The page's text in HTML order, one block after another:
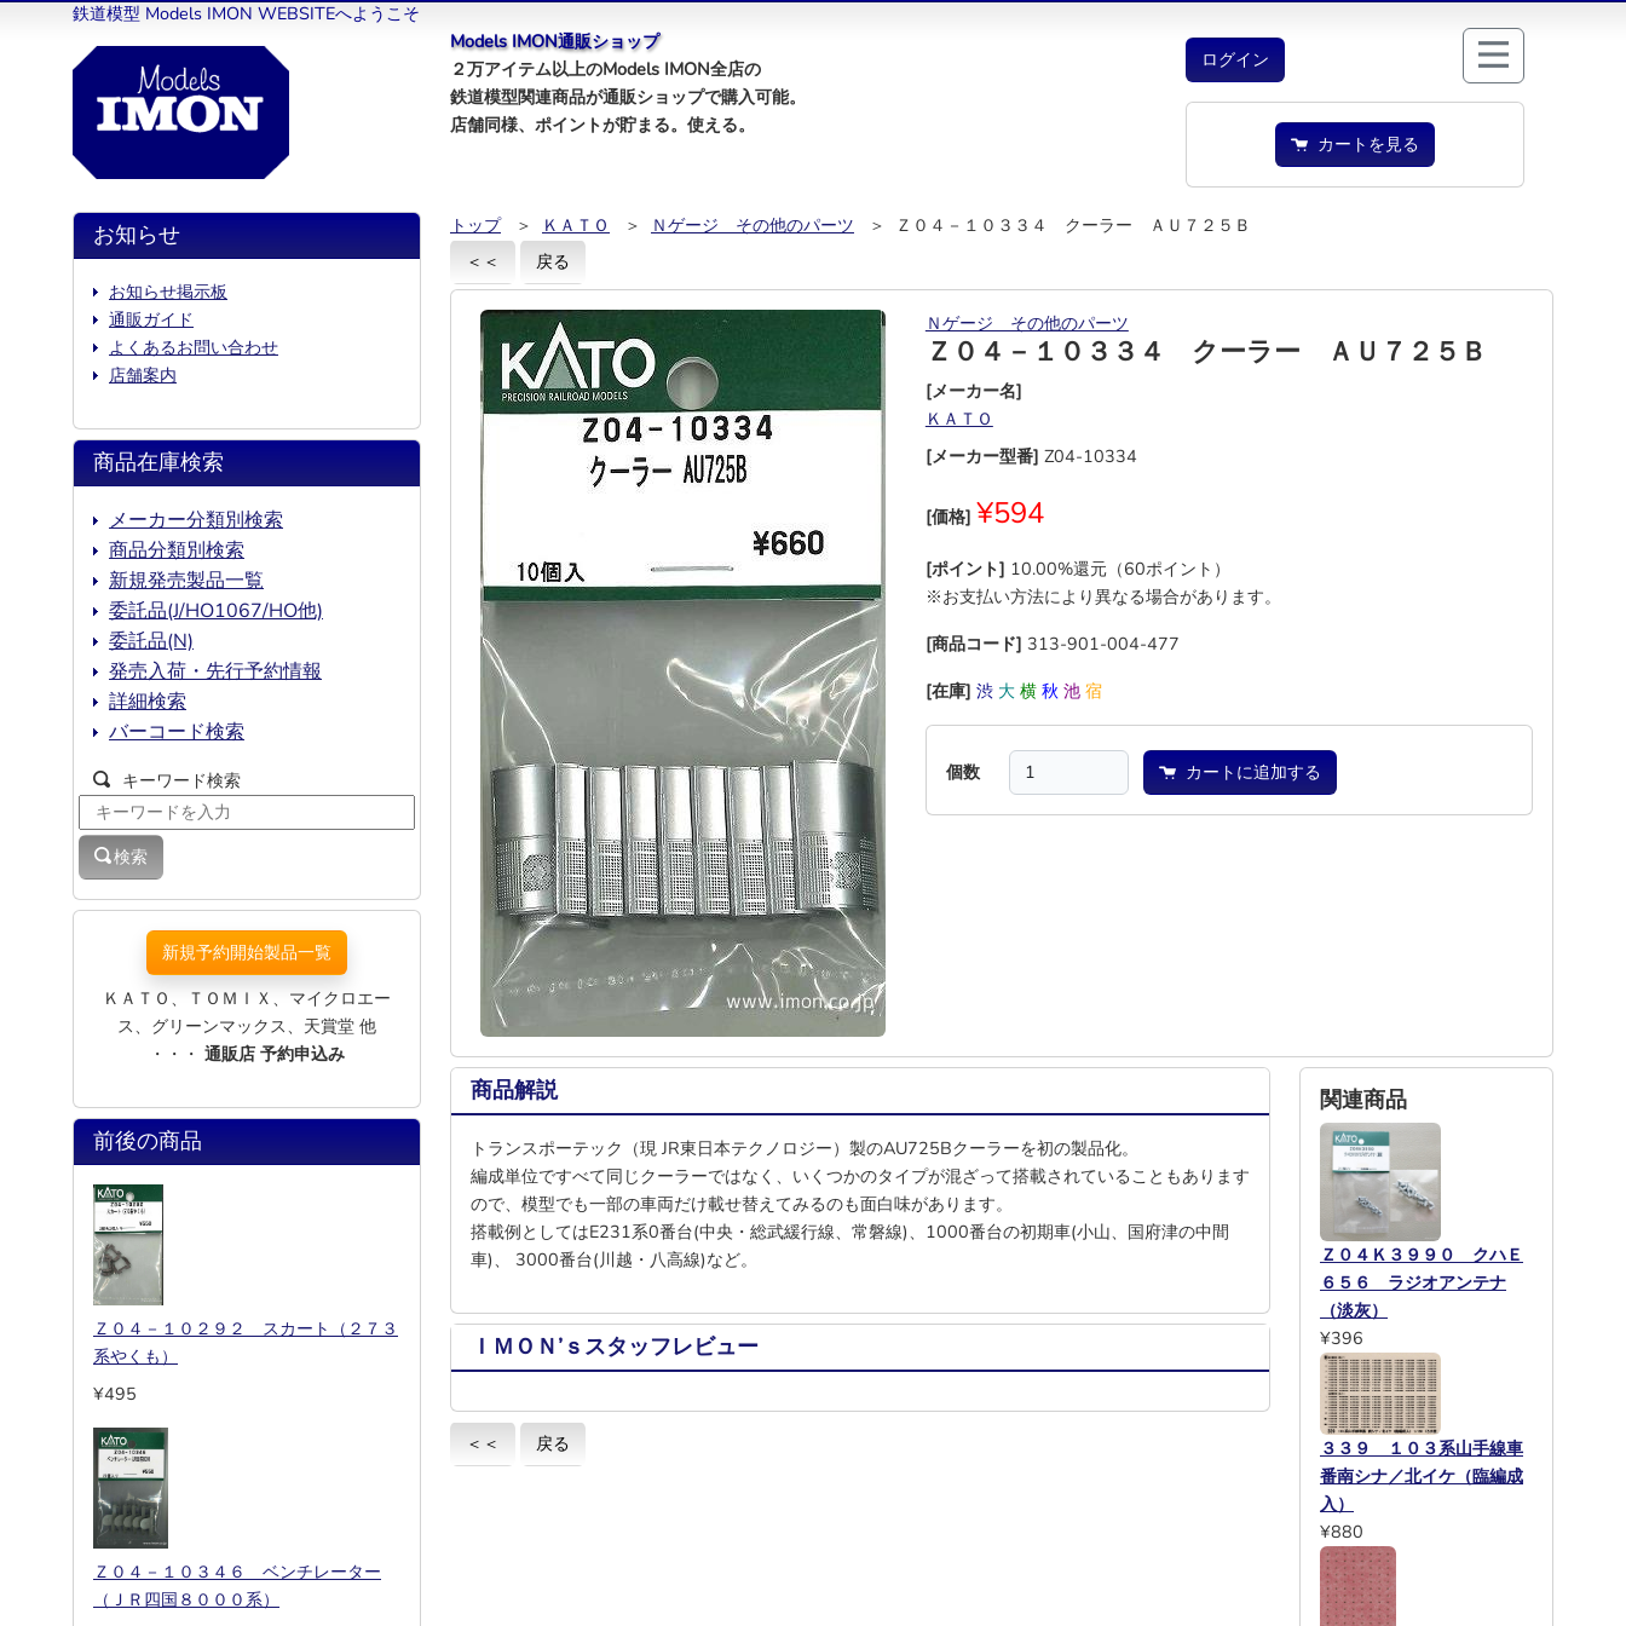
鉄道模型 Models IMON WEBSITEへようこそ
Models IMON通販ショップ
２万アイテム以上のModels IMON全店の
鉄道模型関連商品が通販ショップで購入可能。
店舗同様、ポイントが貯まる。使える。
ログイン
カートを見る
トップ ＞ ＫＡＴＯ ＞ Ｎゲージ その他のパーツ
＞ Ｚ０４－１０３３４ クーラー ＡＵ７２５Ｂ
＜＜
戻る
Ｎゲージ その他のパーツ
Ｚ０４－１０３３４ クーラー ＡＵ７２５Ｂ
[メーカー名]
ＫＡＴＯ
[メーカー型番] Z04-10334
[価格] ¥594
[ポイント] 10.00%還元（60ポイント）
※お支払い方法により異なる場合があります。
[商品コード] 313-901-004-477
[在庫] 渋 大 横 秋 池 宿
個数 カートに追加する
商品解説
トランスポーテック（現 JR東日本テクノロジー）製のAU725Bクーラーを初の製品化。
編成単位ですべて同じクーラーではなく、いくつかのタイプが混ざって搭載されていることもあります
ので、模型でも一部の車両だけ載せ替えてみるのも面白味があります。
搭載例としてはE231系0番台(中央・総武緩行線、常磐線)、1000番台の初期車(小山、国府津の中間
車)、 3000番台(川越・八高線)など。
ＩＭＯＮ’ｓスタッフレビュー
＜＜ 戻る
関連商品
Ｚ０４Ｋ３９９０ クハＥ
６５６ ラジオアンテナ
（淡灰）
¥396
３３９ １０３系山手線車
番南シナ／北イケ（臨編成
入）
¥880
お知らせ
お知らせ掲示板
通販ガイド
よくあるお問い合わせ
店舗案内
商品在庫検索
メーカー分類別検索
商品分類別検索
新規発売製品一覧
委託品(J/HO1067/HO他)
委託品(N)
発売入荷・先行予約情報
詳細検索
バーコード検索
キーワード検索
検索
新規予約開始製品一覧
ＫＡＴＯ、ＴＯＭＩＸ、マイクロエー
ス、グリーンマックス、天賞堂 他
・・・ 通販店 予約申込み
前後の商品
Ｚ０４－１０２９２ スカート（２７３
系やくも）
¥495
Ｚ０４－１０３４６ ベンチレーター
（ＪＲ四国８０００系）